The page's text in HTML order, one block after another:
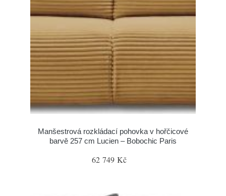
Manšestrová rozkládací pohovka v hořčicové
barvě 257 cm Lucien – Bobochic Paris
62 749 Kč